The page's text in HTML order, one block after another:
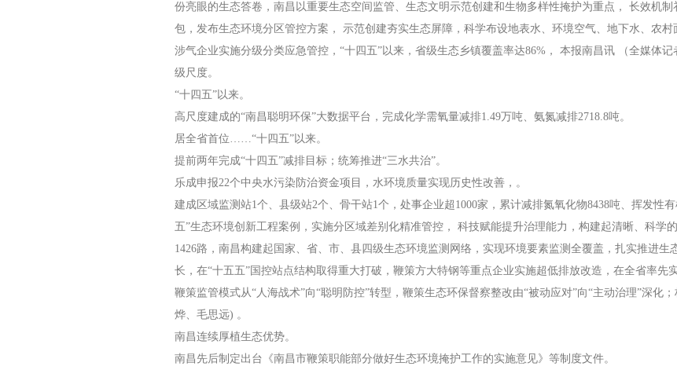
份亮眼的生态答卷，南昌以重要生态空间监管、生态文明示范创建和生物多样性掩护为重点， 长效机
包，发布生态环境分区管控方案， 示范创建夯实生态屏障，科学布设地表水、环境空气、地下水、农村
涉气企业实施分级分类应急管控，“十四五”以来，省级生态乡镇覆盖率达86%， 本报南昌讯 （全媒体
级尺度。
“十四五”以来。
高尺度建成的“南昌聪明环保”大数据平台，完成化学需氧量减排1.49万吨、氨氮减排2718.8吨。
居全省首位……“十四五”以来。
提前两年完成“十四五”减排目标；统筹推进“三水共治”。
乐成申报22个中央水污染防治资金项目，水环境质量实现历史性改善，。
建成区域监测站1个、县级站2个、骨干站1个，处事企业超1000家，累计减排氮氧化物8438吨、挥发性
五”生态环境创新工程案例，实施分区域差别化精准管控， 科技赋能提升治理能力，构建起清晰、科学
1426路，南昌构建起国家、省、市、县四级生态环境监测网络，实现环境要素监测全覆盖，扎实推进
长，在“十五五”国控站点结构取得重大打破，鞭策方大特钢等重点企业实施超低排放改造，在全省率先
鞭策监管模式从“人海战术”向“聪明防控”转型，鞭策生态环保督察整改由“被动应对”向“主动治理”深化
烨、毛思远) 。
南昌连续厚植生态优势。
南昌先后制定出台《南昌市鞭策职能部分做好生态环境掩护工作的实施意见》等制度文件。